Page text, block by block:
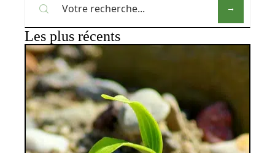
Les plus récents